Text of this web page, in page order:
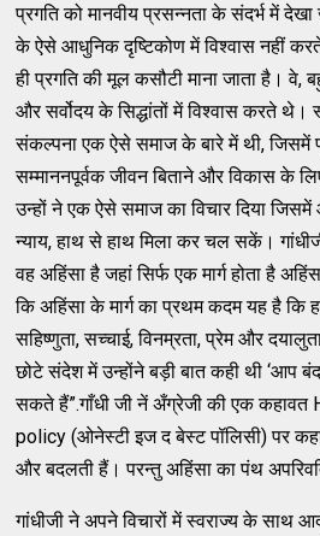
प्रगति को मानवीय प्रसन्नता के संदर्भ में
के ऐसे आधुनिक दृष्टिकोण में विश्वास नहीं
ही प्रगति की मूल कसौटी माना जाता है।
और सर्वोदय के सिद्धांतों में विश्वास करते थे।
संकल्पना एक ऐसे समाज के बारे में थी, जिसमें
सम्माननपूर्वक जीवन बिताने और विकास के
उन्हों ने एक ऐसे समाज का विचार दिया
न्याय, हाथ से हाथ मिला कर चल सकें।
वह अहिंसा है जहां सिर्फ एक मार्ग होता है
कि अहिंसा के मार्ग का प्रथम कदम यह है कि
सहिष्णुता, सच्चाई, विनम्रता, प्रेम और
छोटे संदेश में उन्होंने बड़ी बात कही थी ‘आप
सकते हैं”.गाँधी जी नें अँग्रेजी की एक
policy (ओनेस्टी इज द बेस्ट पॉलिसी) पर
और बदलती हैं। परन्तु अहिंसा का पंथ
गांधीजी ने अपने विचारों में स्वराज्य के साथ